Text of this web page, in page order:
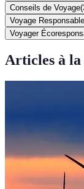
Conseils de Voyage(
Voyage Responsable
Voyager
Articles à la